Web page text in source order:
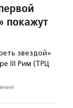
покажут
звездой»
III Рим (ТРЦ